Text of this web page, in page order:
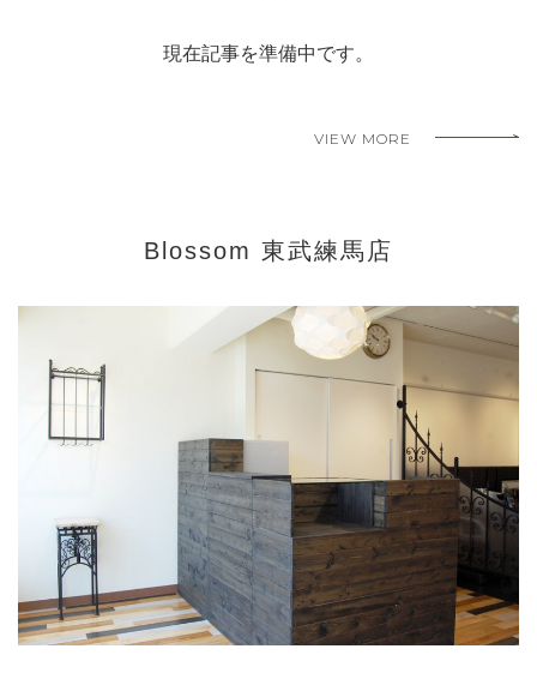
現在記事を準備中です。
VIEW MORE
Blossom 東武練馬店